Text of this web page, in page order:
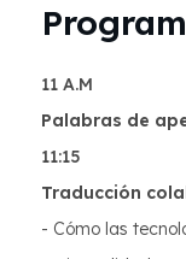
11 A.M
Palabras de
11:15
Traducción
- Cómo las